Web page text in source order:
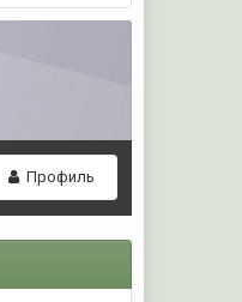
Профиль